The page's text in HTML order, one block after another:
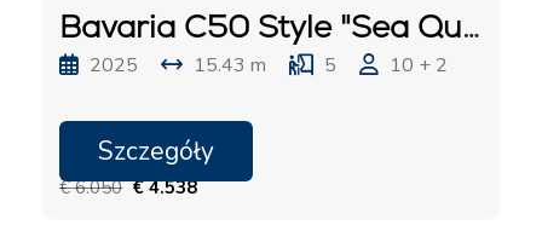
Bavaria C50 Style "Sea Queen"
2025 15.43 m 5 10 + 2
29.08. - 05.09.2026
€ 6.050 € 4.538
Szczegóły